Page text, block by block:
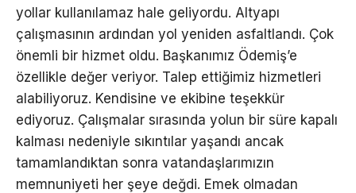
yollar kullanılamaz hale geliyordu. Altyapı
çalışmasının ardından yol yeniden asfaltlandı. Çok
önemli bir hizmet oldu. Başkanımız Ödemiş’e
özellikle değer veriyor. Talep ettiğimiz hizmetleri
alabiliyoruz. Kendisine ve ekibine teşekkür
ediyoruz. Çalışmalar sırasında yolun bir süre kapalı
kalması nedeniyle sıkıntılar yaşandı ancak
tamamlandıktan sonra vatandaşlarımızın
memnuniyeti her şeye değdi. Emek olmadan